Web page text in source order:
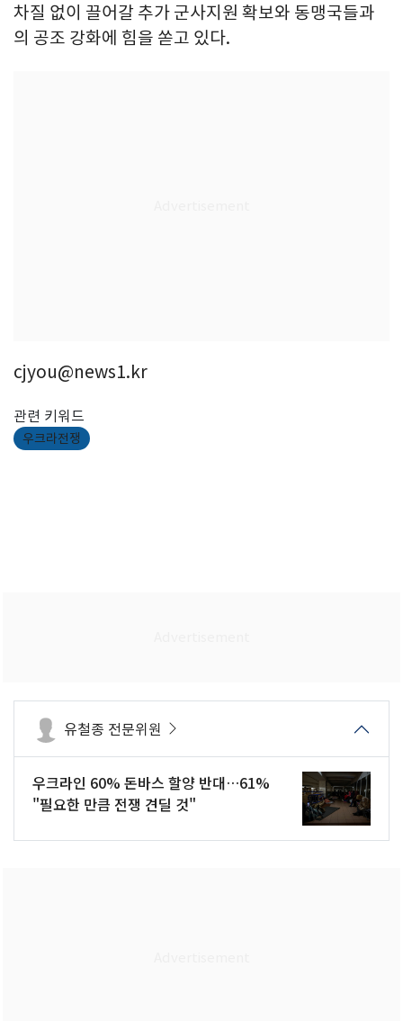
차질 없이 끌어갈 추가 군사지원 확보와 동맹국들과
의 공조 강화에 힘을 쏟고 있다.
cjyou@news1.kr
관련 키워드
우크라전쟁
유철종 전문위원
우크라인 60% 돈바스 할양 반대…61%
"필요한 만큼 전쟁 견딜 것"